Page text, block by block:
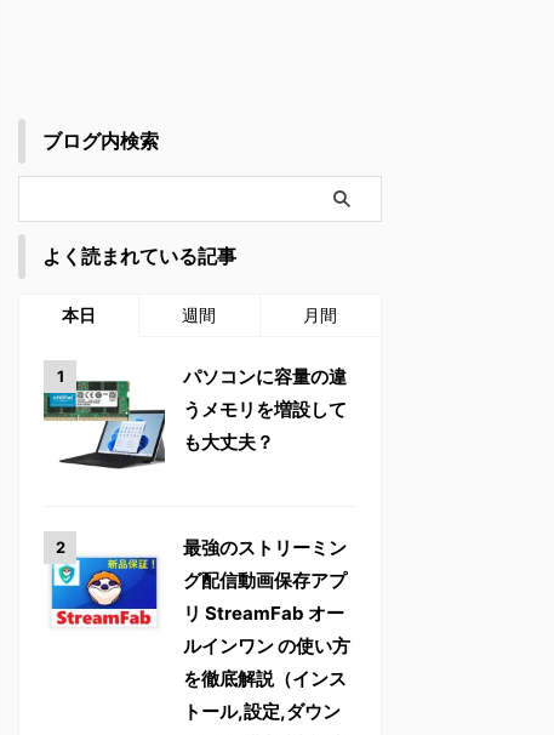
ブログ内検索
よく読まれている記事
本日 週間 月間
パソコンに容量の違
うメモリを増設して
も大丈夫？
最強のストリーミン
グ配信動画保存アプ
リ StreamFab オー
ルインワン の使い方
を徹底解説（インス
トール,設定,ダウン